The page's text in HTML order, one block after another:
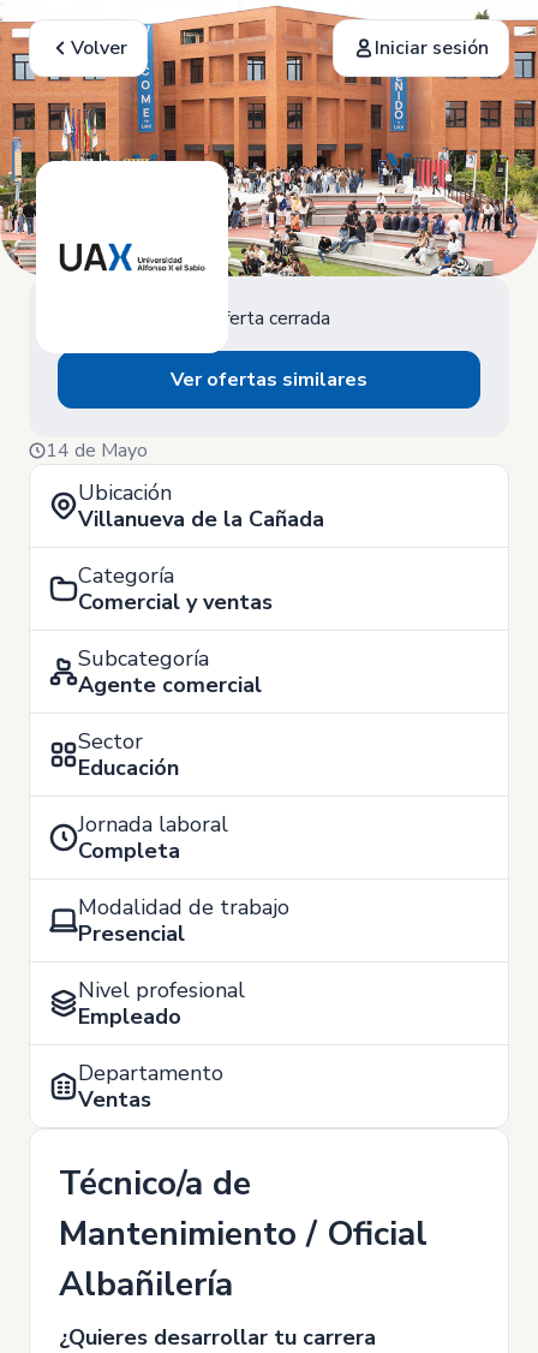
Volver Iniciar sesión
Oferta cerrada
Ver ofertas similares
14 de Mayo
Ubicación
Villanueva de la Cañada
Categoría
Comercial y ventas
Subcategoría
Agente comercial
Sector
Educación
Jornada laboral
Completa
Modalidad de trabajo
Presencial
Nivel profesional
Empleado
Departamento
Ventas
Técnico/a de
Mantenimiento / Oficial
Albañilería
¿Quieres desarrollar tu carrera